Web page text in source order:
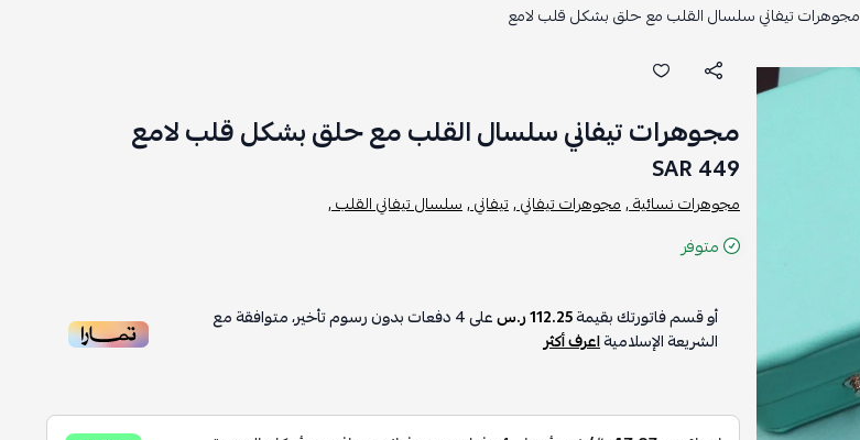
مجوهرات تيفاني سلسال القلب مع حلق بشكل قلب لامع
مجوهرات تيفاني سلسال القلب مع حلق بشكل قلب لامع
449 SAR
مجوهرات نسائية ,مجوهرات تيفاني ,تيفاني ,سلسال تيفاني القلب ,
متوفر
أو قسم فاتورتك بقيمة112.25 ر.س على4دفعات بدون رسوم تأخير، متوافقة مع
الشريعة الإسلاميةاعرف أكثر